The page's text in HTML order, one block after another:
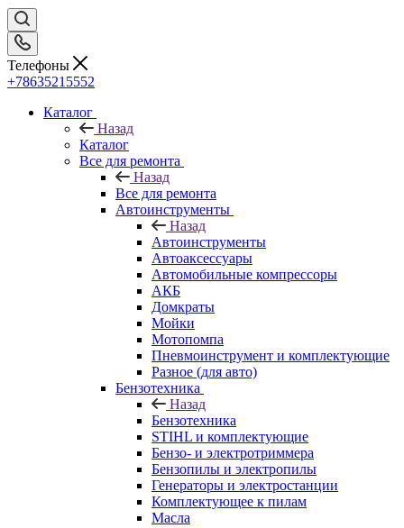
Телефоны
+78635215552
Каталог
Назад
Каталог
Все для ремонта
Назад
Все для ремонта
Автоинструменты
Назад
Автоинструменты
Автоаксессуары
Автомобильные компрессоры
АКБ
Домкраты
Мойки
Мотопомпа
Пневмоинструмент и комплектующие
Разное (для авто)
Бензотехника
Назад
Бензотехника
STIHL и комплектующие
Бензо- и электротриммера
Бензопилы и электропилы
Генераторы и электростанции
Комплектующее к пилам
Масла